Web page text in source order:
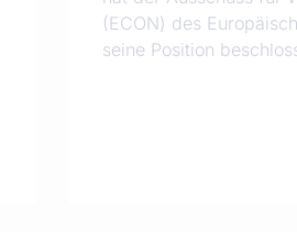
(ECON) des
seine Position